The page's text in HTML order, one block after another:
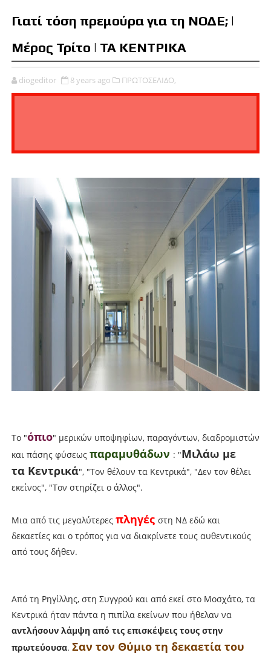
Γιατί τόση πρεμούρα για τη ΝΟΔΕ; |
Μέρος Τρίτο | ΤΑ ΚΕΝΤΡΙΚΑ
diogeditor 8 years ago ΠΡΩΤΟΣΕΛΙΔΟ,
Το "όπιο" μερικών υποψηφίων, παραγόντων, διαδρομιστών
και πάσης φύσεως παραμυθάδων : "Μιλάω με
τα Κεντρικά", "Τον θέλουν τα Κεντρικά", "Δεν τον θέλει
εκείνος", "Τον στηρίζει ο άλλος".
Μια από τις μεγαλύτερες πληγές στη ΝΔ εδώ και
δεκαετίες και ο τρόπος για να διακρίνετε τους αυθεντικούς
από τους δήθεν.
Από τη Ρηγίλλης, στη Συγγρού και από εκεί στο Μοσχάτο, τα
Κεντρικά ήταν πάντα η πιπίλα εκείνων που ήθελαν να
αντλήσουν λάμψη από τις επισκέψεις τους στην
πρωτεύουσα. Σαν τον Θύμιο τη δεκαετία του